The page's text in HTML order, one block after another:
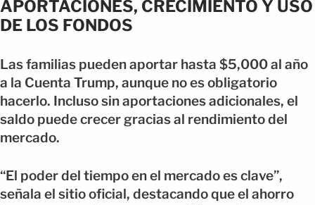
APORTACIONES, CRECIMIENTO Y USO
DE LOS FONDOS
Las familias pueden aportar hasta $5,000 al año
a la Cuenta Trump, aunque no es obligatorio
hacerlo. Incluso sin aportaciones adicionales, el
saldo puede crecer gracias al rendimiento del
mercado.
“El poder del tiempo en el mercado es clave”,
señala el sitio oficial, destacando que el ahorro